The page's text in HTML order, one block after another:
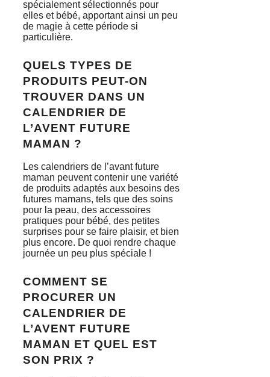
spécialement sélectionnés pour
elles et bébé, apportant ainsi un peu
de magie à cette période si
particulière.
QUELS TYPES DE
PRODUITS PEUT-ON
TROUVER DANS UN
CALENDRIER DE
L’AVENT FUTURE
MAMAN ?
Les calendriers de l’avant future
maman peuvent contenir une variété
de produits adaptés aux besoins des
futures mamans, tels que des soins
pour la peau, des accessoires
pratiques pour bébé, des petites
surprises pour se faire plaisir, et bien
plus encore. De quoi rendre chaque
journée un peu plus spéciale !
COMMENT SE
PROCURER UN
CALENDRIER DE
L’AVENT FUTURE
MAMAN ET QUEL EST
SON PRIX ?